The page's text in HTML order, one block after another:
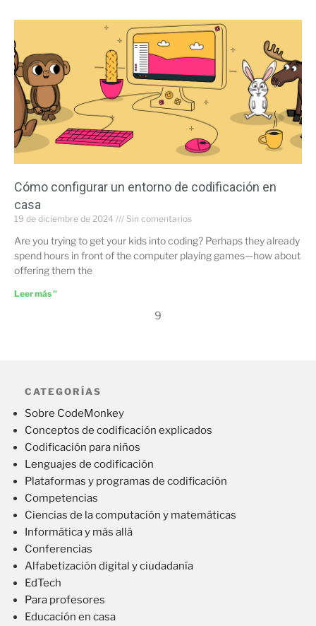
Cómo configurar un entorno de codificación en
casa
19 de diciembre de 2024 Sin comentarios
Are you trying to get your kids into coding? Perhaps they already
spend hours in front of the computer playing games—how about
offering them the
Leer más "
9
CATEGORÍAS
Sobre CodeMonkey
Conceptos de codificación explicados
Codificación para niños
Lenguajes de codificación
Plataformas y programas de codificación
Competencias
Ciencias de la computación y matemáticas
Informática y más allá
Conferencias
Alfabetización digital y ciudadanía
EdTech
Para profesores
Educación en casa